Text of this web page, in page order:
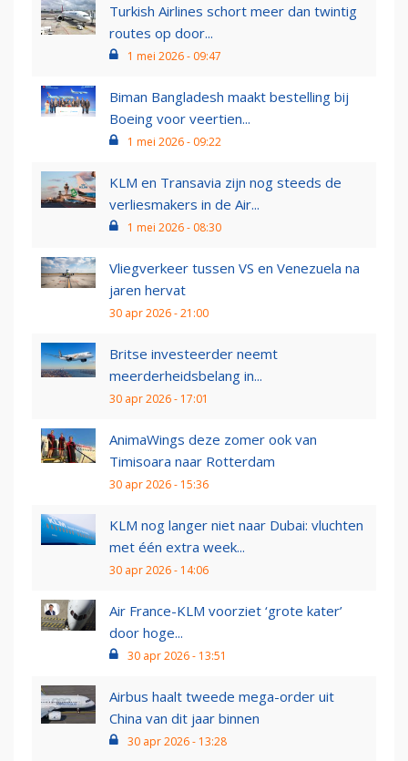
Turkish Airlines schort meer dan twintig
routes op door...
1 mei 2026 - 09:47
Biman Bangladesh maakt bestelling bij
Boeing voor veertien...
1 mei 2026 - 09:22
KLM en Transavia zijn nog steeds de
verliesmakers in de Air...
1 mei 2026 - 08:30
Vliegverkeer tussen VS en Venezuela na
jaren hervat
30 apr 2026 - 21:00
Britse investeerder neemt
meerderheidsbelang in...
30 apr 2026 - 17:01
AnimaWings deze zomer ook van
Timisoara naar Rotterdam
30 apr 2026 - 15:36
KLM nog langer niet naar Dubai: vluchten
met één extra week...
30 apr 2026 - 14:06
Air France-KLM voorziet ‘grote kater’
door hoge...
30 apr 2026 - 13:51
Airbus haalt tweede mega-order uit
China van dit jaar binnen
30 apr 2026 - 13:28